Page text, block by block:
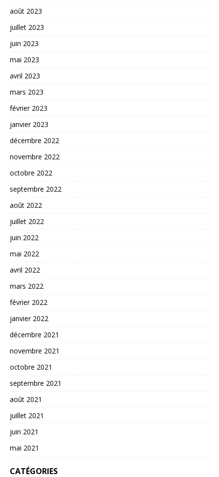
août 2023
juillet 2023
juin 2023
mai 2023
avril 2023
mars 2023
février 2023
janvier 2023
décembre 2022
novembre 2022
octobre 2022
septembre 2022
août 2022
juillet 2022
juin 2022
mai 2022
avril 2022
mars 2022
février 2022
janvier 2022
décembre 2021
novembre 2021
octobre 2021
septembre 2021
août 2021
juillet 2021
juin 2021
mai 2021
CATÉGORIES